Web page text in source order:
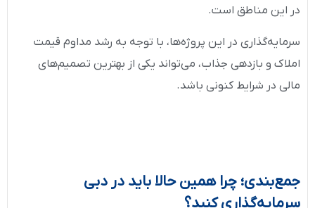
در این مناطق است.
سرمایه‌گذاری در این پروژه‌ها، با توجه به رشد مداوم قیمت
املاک و بازدهی جذاب، می‌تواند یکی از بهترین تصمیم‌های
مالی در شرایط کنونی باشد.
جمع‌بندی؛ چرا همین حالا باید در دبی
سرمایه‌گذاری کنید؟